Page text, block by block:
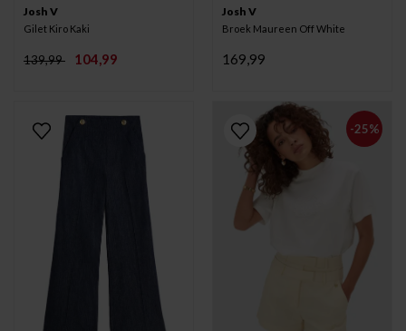
Josh V
Gilet Kiro Kaki
139,99 104,99
Josh V
Broek Maureen Off White
169,99
-25%